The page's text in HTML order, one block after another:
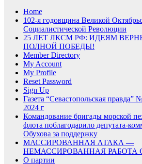
Home
102-я годовщина Великой
Социалистической Революции
25 ЛЕТ ЛКСМ РФ: ИДЕЯМ
ПОЛНОЙ ПОБЕДЫ!
Member Directory
My Account
My Profile
Reset Password
Sign Up
Газета “Севастопольская правда”
2024 г
Командование бригады морской
флота поблагодарило депутата-
Обухова за поддержку
МАССИРОВАННАЯ АТАКА —
НЕМАССИРОВАННАЯ РАБОТА
О партии